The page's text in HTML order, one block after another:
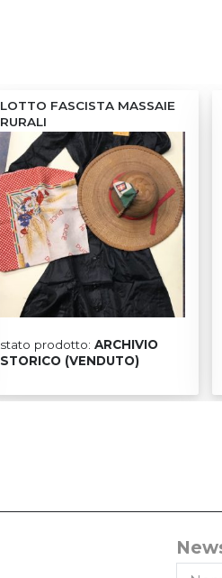
LOTTO FASCISTA MASSAIE
RURALI
stato prodotto: ARCHIVIO
STORICO (VENDUTO)